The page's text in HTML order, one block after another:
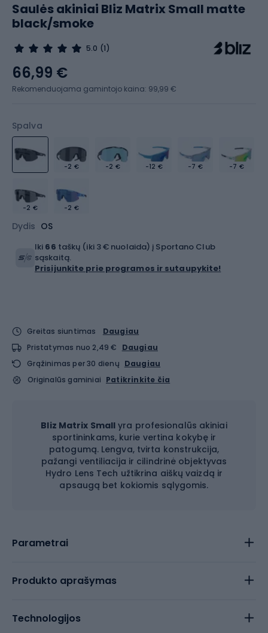
Saulės akiniai Bliz Matrix Small matte
black/smoke
5.0 (1)
Spalva
-2 € -2 € -12 € -7 € -7 €
-2 € -2 €
Dydis OS
66,99 €
Rekomenduojama gamintojo kaina: 99,99 €
Iki 66 taškų (iki 3 € nuolaida) į Sportano Club
sąskaitą.
Prisijunkite prie programos ir sutaupykite!
Greitas siuntimas
Daugiau
Pristatymas nuo 2,49 €
Daugiau
Grąžinimas per 30 dienų Daugiau
Originalūs gaminiai Patikrinkite čia
Bliz Matrix Small yra profesionalūs akiniai
sportininkams, kurie vertina kokybę ir
patogumą. Lengva, tvirta konstrukcija,
pažangi ventiliacija ir cilindrinė objektyvas
Hydro Lens Tech užtikrina aiškų vaizdą ir
apsaugą bet kokiomis sąlygomis.
Parametrai
Produkto aprašymas
Technologijos